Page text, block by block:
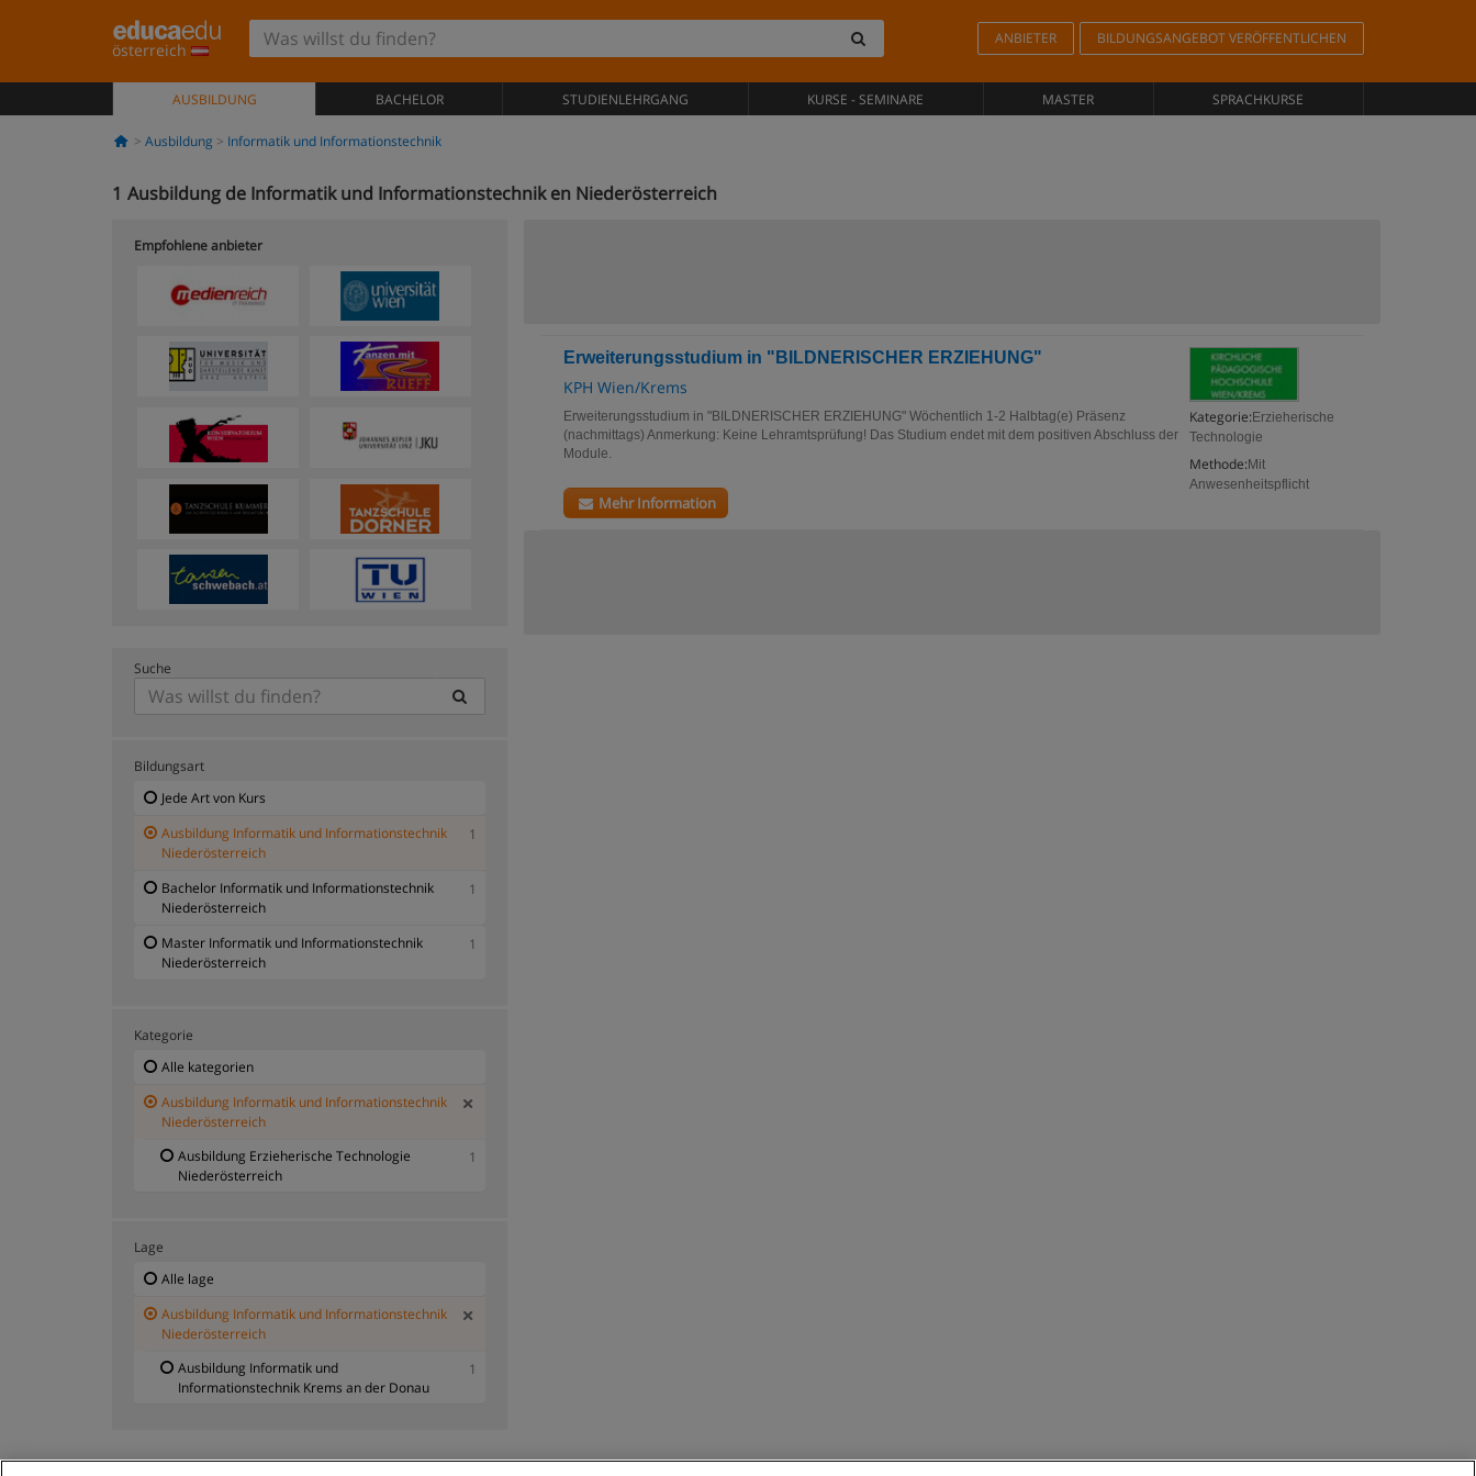
österreich
ANBIETER BILDUNGSANGEBOT VERÖFFENTLICHEN
AUSBILDUNG BACHELOR STUDIENLEHRGANG KURSE - SEMINARE MASTER SPRACHKURSE
Ausbildung Informatik und Informationstechnik
1 Ausbildung de Informatik und Informationstechnik en Niederösterreich
Erweiterungsstudium in "BILDNERISCHER ERZIEHUNG"
KPH Wien/Krems
Kategorie: Erzieherische
Technologie
Methode: Mit
Anwesenheitspflicht
Erweiterungsstudium in "BILDNERISCHER ERZIEHUNG" Wöchentlich 1-2 Halbtag(e) Präsenz
(nachmittags) Anmerkung: Keine Lehramtsprüfung! Das Studium endet mit dem positiven Abschluss der
Module.
Mehr Information
Empfohlene anbieter
Suche
Bildungsart
Jede Art von Kurs
Ausbildung Informatik und Informationstechnik
Niederösterreich
1
Bachelor Informatik und Informationstechnik
Niederösterreich
1
Master Informatik und Informationstechnik
Niederösterreich
1
Kategorie
Alle kategorien
Ausbildung Informatik und Informationstechnik
Niederösterreich
Ausbildung Erzieherische Technologie
Niederösterreich
1
Lage
Alle lage
Ausbildung Informatik und Informationstechnik
Niederösterreich
Ausbildung Informatik und
Informationstechnik Krems an der Donau
1